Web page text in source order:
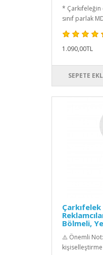
*
sınıf parlak
1.090,00TL
SEPETE
Bölmeli,
⚠️ Önemli